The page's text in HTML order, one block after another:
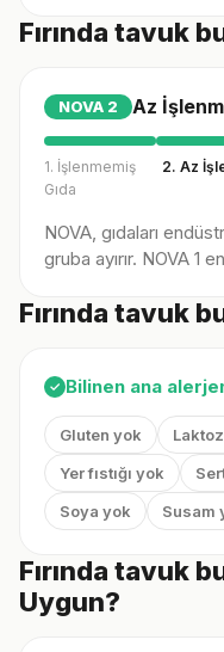
Fırında tavuk
NOVA 2 Az
1. İşlenmemiş
Gıda
2. Az
NOVA, gıdaları
gruba ayırır. NOVA 1
Fırında tavuk
✓ Bilinen ana
Gluten yok
Yer fıstığı yok
Soya yok
Susam
Fırında tavuk
Uygun?